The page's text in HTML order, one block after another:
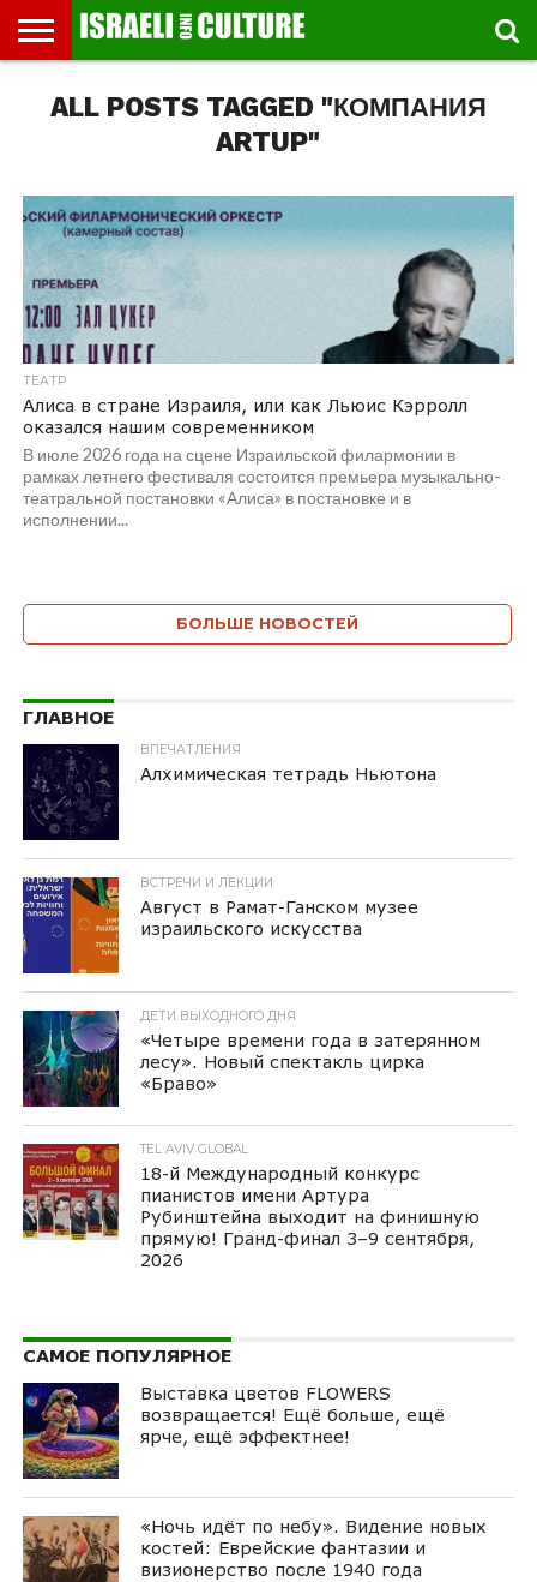
МУЗЕИ
СТРАНА
ФЕСТИВАЛЕЙ
ТЕАТР
КНИГИ.
ТЕКСТЫ
МУЗЫКА
РЕЛИГИЯ/
ИСТОРИЯ
ДВИЖЕНИЕ
ДЕТИ
ВЫХОДНОГО
МАРШРУТЫ
ПРОГУЛЬЩИКА
ВИДЕО-
РЕЧИ
ВПЕЧАТЛЕНИЯ
ВСТРЕЧИ
И
ИНТЕРВЬЮ
КИНО
TEL
AVIV
ALL POSTS TAGGED "КОМПАНИЯ
ARTUP"
ТЕАТР
Алиса в стране Израиля, или как Льюис Кэрролл
оказался нашим современником
В июле 2026 года на сцене Израильской филармонии в
рамках летнего фестиваля состоится премьера музыкально-
театральной постановки «Алиса» в постановке и в
исполнении...
БОЛЬШЕ НОВОСТЕЙ
ГЛАВНОЕ
ВПЕЧАТЛЕНИЯ
Алхимическая тетрадь Ньютона
ВСТРЕЧИ И ЛЕКЦИИ
Август в Рамат-Ганском музее
израильского искусства
ДЕТИ ВЫХОДНОГО ДНЯ
«Четыре времени года в затерянном
лесу». Новый спектакль цирка
«Браво»
TEL AVIV GLOBAL
18-й Международный конкурс
пианистов имени Артура
Рубинштейна выходит на финишную
прямую! Гранд-финал 3–9 сентября,
2026
САМОЕ ПОПУЛЯРНОЕ
Выставка цветов FLOWERS
возвращается! Ещё больше, ещё
ярче, ещё эффектнее!
«Ночь идёт по небу». Видение новых
костей: Еврейские фантазии и
визионерство после 1940 года